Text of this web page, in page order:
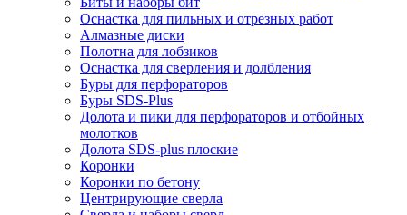
Оснастка для пильных и отрезных работ
Алмазные диски
Полотна для лобзиков
Оснастка для сверления и долбления
Буры для перфораторов
Буры SDS-Plus
Долота и пики для перфораторов и отбойных
молотков
Долота SDS-plus плоские
Коронки
Коронки по бетону
Центрирующие сверла